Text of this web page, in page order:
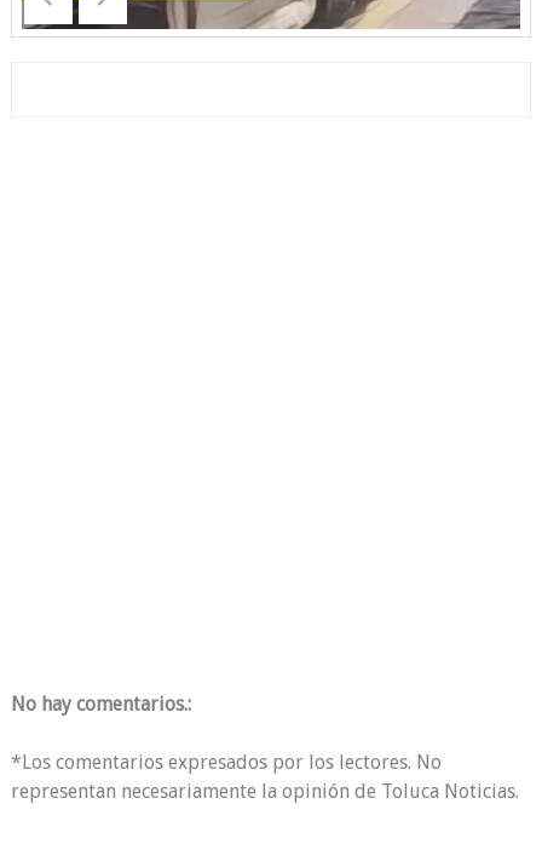
No hay comentarios.:
*Los comentarios expresados por los lectores. No
representan necesariamente la opinión de Toluca Noticias.